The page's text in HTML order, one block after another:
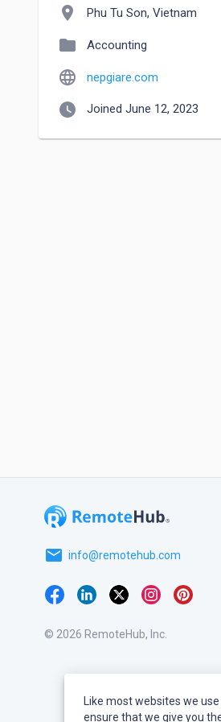
location_on Phu Tu Son, Vietnam
folder Accounting
language nepgiare.com
watch_later Joined June 12, 2023
email info@remotehub.com
© 2026 RemoteHub, Inc.
Like most websites we
ensure that we give you